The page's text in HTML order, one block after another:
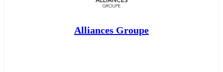
Alliances Groupe